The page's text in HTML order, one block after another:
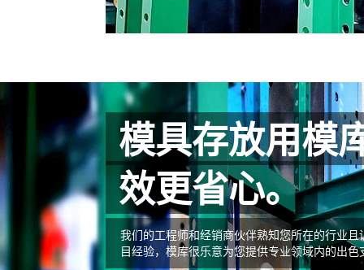
模具存放用模
效更省心。
我们的工程师和经销商伙伴熟知您所在的行业
目经验，模库很乐意为您提供专业领域内的出色